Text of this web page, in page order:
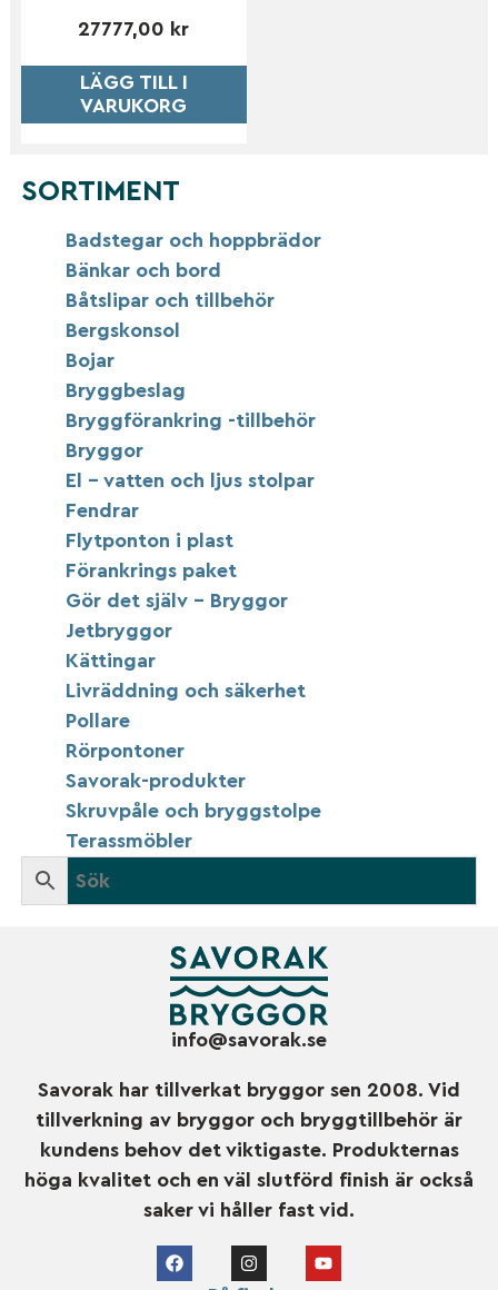
SORTIMENT
Badstegar och hoppbrädor
Bänkar och bord
Båtslipar och tillbehör
Bergskonsol
Bojar
Bryggbeslag
Bryggförankring -tillbehör
Bryggor
El – vatten och ljus stolpar
Fendrar
Flytponton i plast
Förankrings paket
Gör det själv – Bryggor
Jetbryggor
Kättingar
Livräddning och säkerhet
Pollare
Rörpontoner
Savorak-produkter
Skruvpåle och bryggstolpe
Terassmöbler
27777,00 kr
LÄGG TILL I
VARUKORG
info@savorak.se
Savorak har tillverkat bryggor sen 2008. Vid
tillverkning av bryggor och bryggtillbehör är
kundens behov det viktigaste. Produkternas
höga kvalitet och en väl slutförd finish är också
saker vi håller fast vid.